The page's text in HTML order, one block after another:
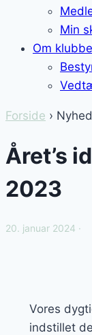
Min
Om
Forside ›
Året’s
2023
20. januar 2024 ·
Vores
indstillet